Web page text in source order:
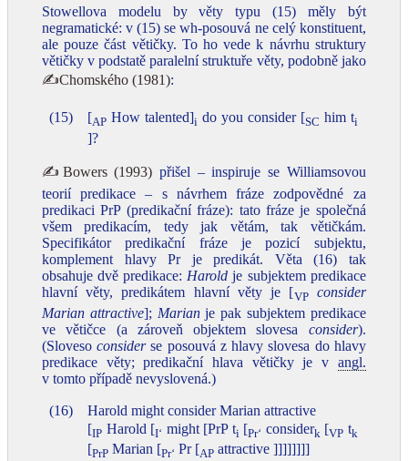
Stowellova modelu by věty typu (15) měly být
negramatické: v (15) se wh-posouvá ne celý konstituent,
ale pouze část větičky. To ho vede k návrhu struktury
větičky v podstatě paralelní struktuře věty, podobně jako
✍Chomského (1981):
(15) [AP How talented]i do you consider [SC him ti
]?
✍Bowers (1993) přišel – inspiruje se Williamsovou
teorií predikace – s návrhem fráze zodpovědné za
predikaci PrP (predikační fráze): tato fráze je společná
všem predikacím, tedy jak větám, tak větičkám.
Specifikátor predikační fráze je pozicí subjektu,
komplement hlavy Pr je predikát. Věta (16) tak
obsahuje dvě predikace: Harold je subjektem predikace
hlavní věty, predikátem hlavní věty je [VP
consider
Marian attractive]; Marianje pak subjektem predikace
ve větičce (a zároveň objektem slovesa consider).
(Slovesoconsiderse posouvá z hlavy slovesa do hlavy
predikace věty; predikační hlava větičky je v angl.
v tomto případě nevyslovená.)
(16)
Harold might consider Marian attractive
[IP Harold [I‘ might [PrP ti [Pr‘ considerk [VP tk
[PrP Marian [Pr‘ Pr [AP attractive ]]]]]]]]